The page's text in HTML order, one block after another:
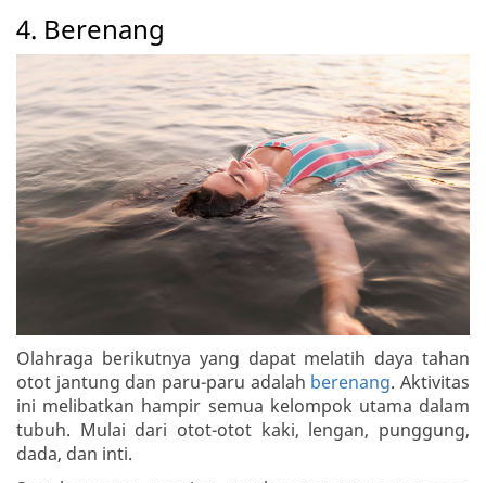
4. Berenang
Olahraga berikutnya yang dapat melatih daya tahan
otot jantung dan paru-paru adalah berenang. Aktivitas
ini melibatkan hampir semua kelompok utama dalam
tubuh. Mulai dari otot-otot kaki, lengan, punggung,
dada, dan inti.